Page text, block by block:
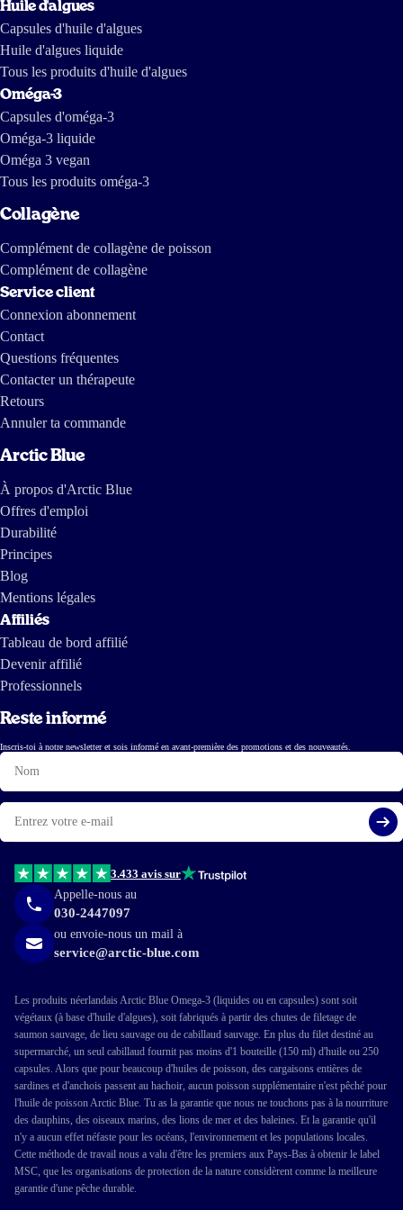
d'investigation de The International Consortium of Investigative
est fabriquée en Amérique du Sud.
Huile d'algues
Capsules d'huile d'algues
Huile d'algues liquide
Tous les produits d'huile d'algues
Oméga-3
Capsules d'oméga-3
Oméga-3 liquide
Oméga 3 vegan
Tous les produits oméga-3
Collagène
Complément de collagène de poisson
Complément de collagène
Service client
Connexion abonnement
Contact
Questions fréquentes
Contacter un thérapeute
Retours
Annuler ta commande
Arctic Blue
À propos d'Arctic Blue
Offres d'emploi
Durabilité
Principes
Blog
Mentions légales
Affiliés
Tableau de bord affilié
Devenir affilié
Professionnels
Reste informé
Inscris-toi à notre newsletter et sois informé en avant-première des promotions et des nouveautés.
Nom
E-
mail
3.433 avis sur
Appelle-nous au
030-2447097
ou envoie-nous un mail à
service@arctic-blue.com
Les produits néerlandais Arctic Blue Omega-3 (liquides ou en capsules) sont soit
végétaux (à base d'huile d'algues), soit fabriqués à partir des chutes de filetage de
saumon sauvage, de lieu sauvage ou de cabillaud sauvage. En plus du filet destiné au
supermarché, un seul cabillaud fournit pas moins d'1 bouteille (150 ml) d'huile ou 250
capsules. Alors que pour beaucoup d'huiles de poisson, des cargaisons entières de
sardines et d'anchois passent au hachoir, aucun poisson supplémentaire n'est pêché pour
l'huile de poisson Arctic Blue. Tu as la garantie que nous ne touchons pas à la nourriture
des dauphins, des oiseaux marins, des lions de mer et des baleines. Et la garantie qu'il
n'y a aucun effet néfaste pour les océans, l'environnement et les populations locales.
Cette méthode de travail nous a valu d'être les premiers aux Pays-Bas à obtenir le label
MSC, que les organisations de protection de la nature considèrent comme la meilleure
garantie d'une pêche durable.